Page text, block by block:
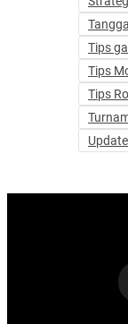
Tips
Tips
Tips